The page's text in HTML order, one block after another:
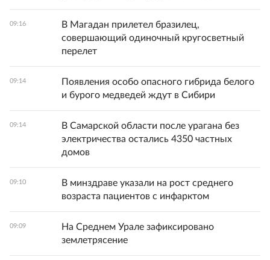
09:16
В Магадан прилетел бразилец,
совершающий одиночный кругосветный
перелет
09:14
Появления особо опасного гибрида белого
и бурого медведей ждут в Сибири
09:14
В Самарской области после урагана без
электричества остались 4350 частных
домов
09:10
В минздраве указали на рост среднего
возраста пациентов с инфарктом
09:09
На Среднем Урале зафиксировано
землетрясение